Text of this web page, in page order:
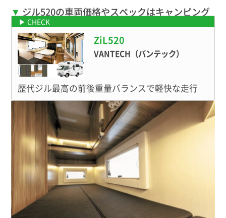
ジル520の車両価格やスペックはキャンピング
カーカタログへ
ZiL520
VANTECH（バンテック）
歴代ジル最高の前後重量バランスで軽快な走行